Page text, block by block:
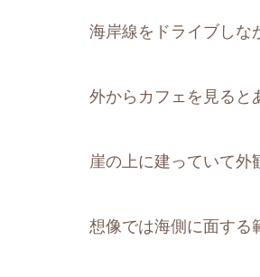
海岸線をドライブしな
外からカフェを見ると
崖の上に建っていて外
想像では海側に面する